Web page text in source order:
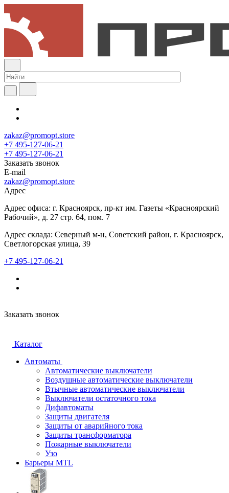
zakaz@promopt.store
+7 495-127-06-21
+7 495-127-06-21
Заказать звонок
E-mail
zakaz@promopt.store
Адрес
Адрес офиса: г. Красноярск, пр-кт им. Газеты «Красноярский
Рабочий», д. 27 стр. 64, пом. 7
Адрес склада: Северный м-н, Советский район, г. Красноярск,
Светлогорская улица, 39
+7 495-127-06-21
Заказать звонок
Каталог
Автоматы
Автоматические выключатели
Воздушные автоматические выключатели
Втычные автоматические выключатели
Выключатели остаточного тока
Дифавтоматы
Защиты двигателя
Защиты от аварийного тока
Защиты трансформатора
Пожарные выключатели
Узо
Барьеры MTL